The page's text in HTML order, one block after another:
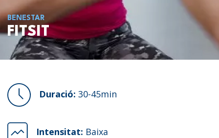
BENESTAR
FITSIT
Duració: 30-45min
Intensitat: Baixa